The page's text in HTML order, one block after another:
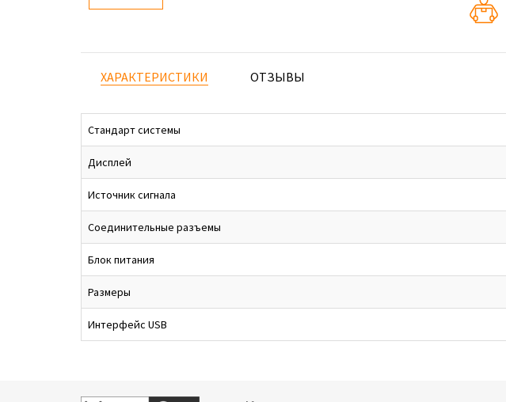
ХАРАКТЕРИСТИКИ ОТЗЫВЫ
Стандарт системы
Дисплей
Источник сигнала
Соединительные разъемы
Блок питания
Размеры
Интерфейс USB